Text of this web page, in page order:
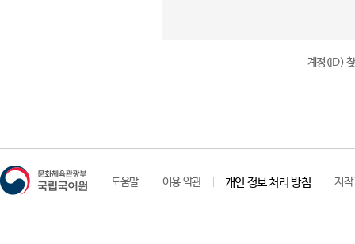
계정(ID)
도움말 이용 약관 개인 정보 처리 방침 저